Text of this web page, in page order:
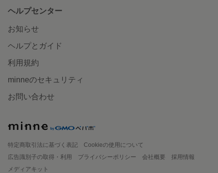
ヘルプセンター
お知らせ
ヘルプとガイド
利用規約
minneのセキュリティ
お問い合わせ
特定商取引法に基づく表記
Cookieの使用について
広告識別子の取得・利用
プライバシーポリシー 会社概要
採用情報
メディアキット